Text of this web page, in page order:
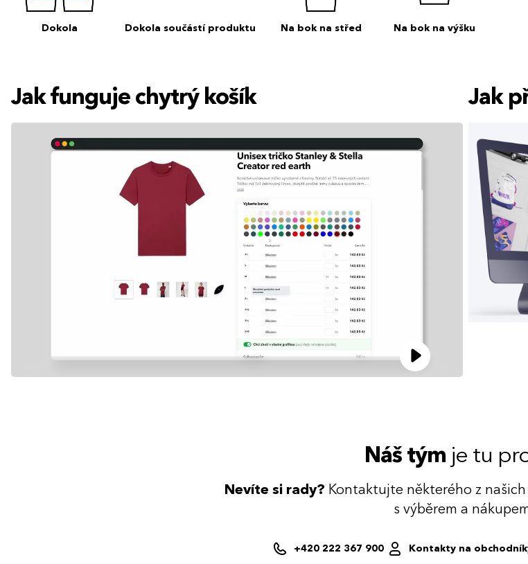
Dokola Dokola součástí produktu Na bok na střed Na bok na výšku
Jak funguje chytrý košík Jak
Náš tým je tu
Nevíte si rady? Kontaktujte některého z
s výběrem a
+420 222 367 900 Kontakty na